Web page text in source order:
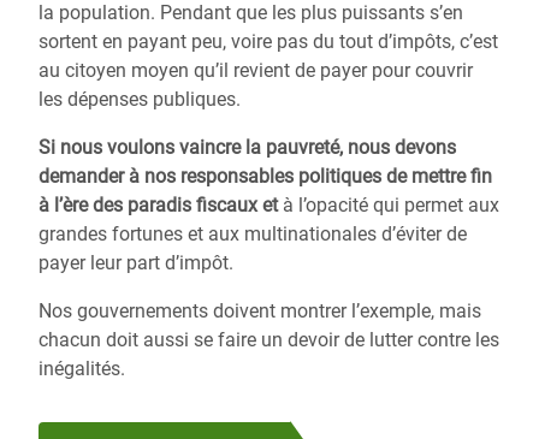
la population. Pendant que les plus puissants s’en
sortent en payant peu, voire pas du tout d’impôts, c’est
au citoyen moyen qu’il revient de payer pour couvrir
les dépenses publiques.
Si nous voulons vaincre la pauvreté, nous devons
demander à nos responsables politiques de mettre fin
à l’ère des paradis fiscaux et à l’opacité qui permet aux
grandes fortunes et aux multinationales d’éviter de
payer leur part d’impôt.
Nos gouvernements doivent montrer l’exemple, mais
chacun doit aussi se faire un devoir de lutter contre les
inégalités.